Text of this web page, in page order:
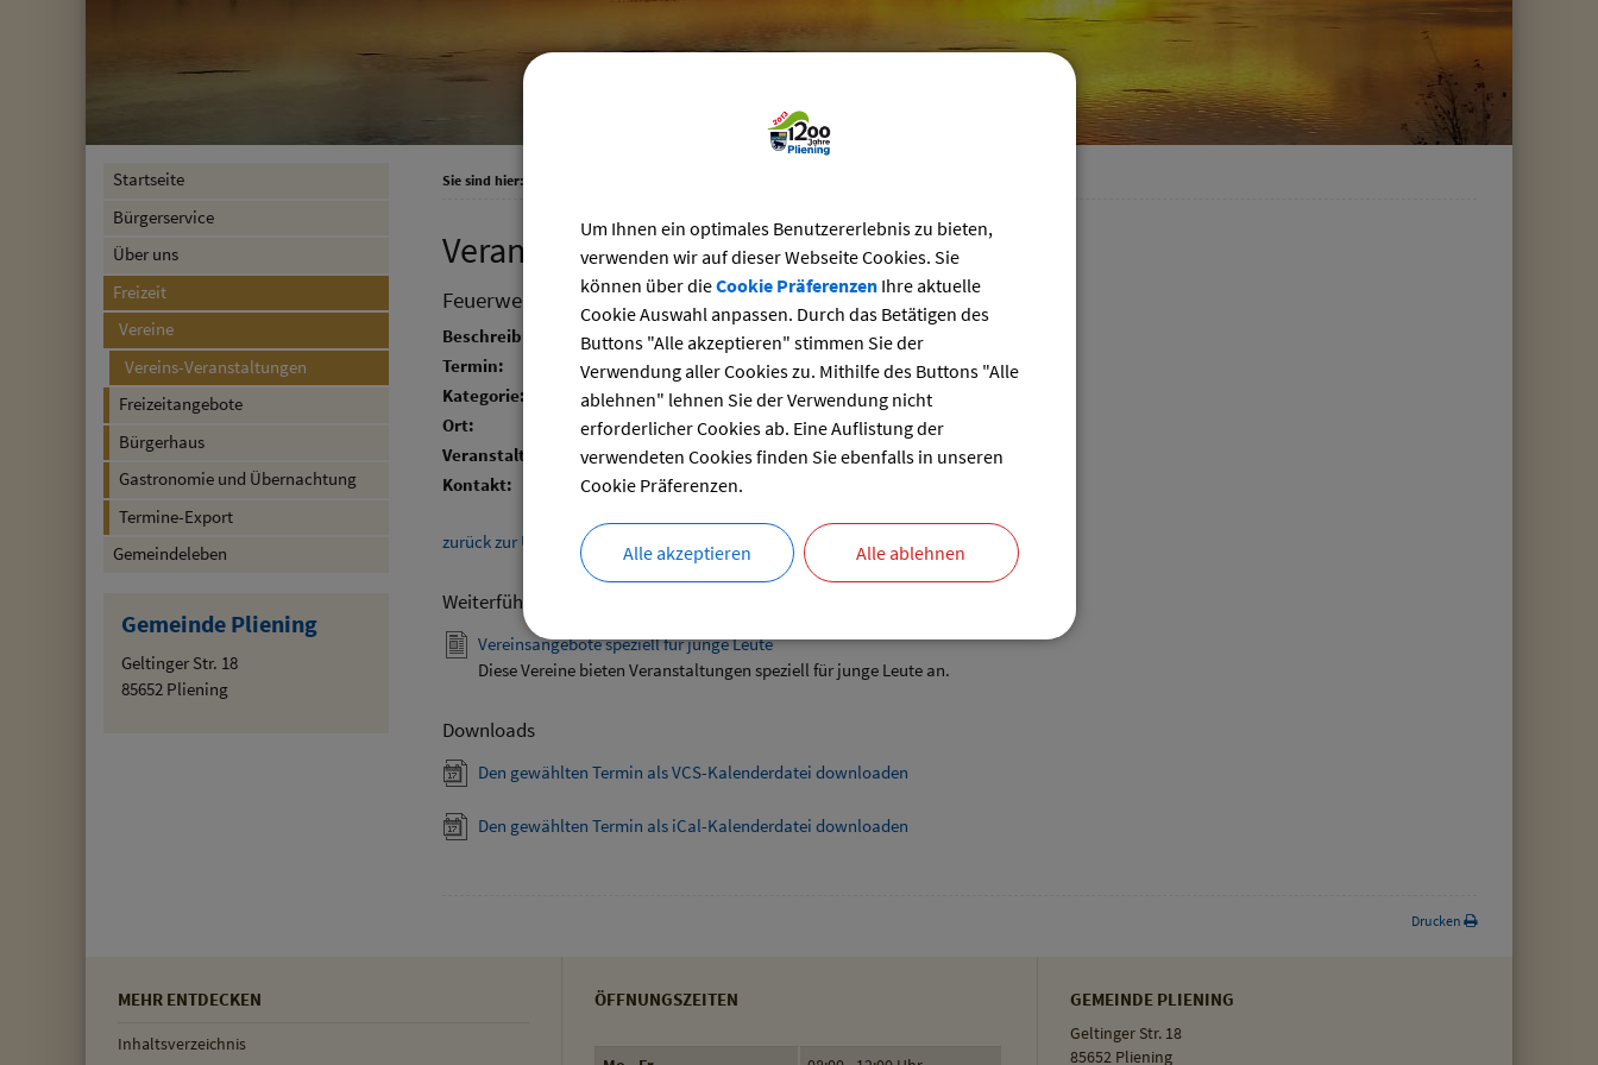
Startseite
Bürgerservice
Über uns
Freizeit
Vereine
Vereins-Veranstaltungen
Freizeitangebote
Bürgerhaus
Gastronomie und Übernachtung
Termine-Export
Gemeindeleben
Gemeinde Pliening
Geltinger Str. 18
85652 Pliening
Sie sind hier:
Veranstaltungskalender der Vereine
Feuerwehrfest FFW Landsham
Beschreibung:
Termin:
03.08.2024 von 14:00bis 18:00 Uhr
Kategorie:
Feste und Feiern
Ort:
Dorfplatz Landsham
Veranstalter:
FFW Landsham
Kontakt:
Hr. Hornburger
zurück zur Übersicht
Weiterführende Links
Vereinsangebote speziell für junge Leute
Diese Vereine bieten Veranstaltungen speziell für junge Leute an.
Downloads
Den gewählten Termin als VCS-Kalenderdatei downloaden
Den gewählten Termin als iCal-Kalenderdatei downloaden
Drucken
MEHR ENTDECKEN
Inhaltsverzeichnis
ÖFFNUNGSZEITEN GEMEINDE PLIENING
Geltinger Str. 18
85652 Pliening
Um Ihnen ein optimales Benutzererlebnis zu bieten,
verwenden wir auf dieser Webseite Cookies. Sie
können über dieCookie PräferenzenIhre aktuelle
Cookie Auswahl anpassen. Durch das Betätigen des
Buttons "Alle akzeptieren" stimmen Sie der
Verwendung aller Cookies zu. Mithilfe des Buttons "Alle
ablehnen" lehnen Sie der Verwendung nicht
erforderlicher Cookies ab. Eine Auflistung der
verwendeten Cookies finden Sie ebenfalls in unseren
Cookie Präferenzen.
Alle akzeptieren Alle ablehnen